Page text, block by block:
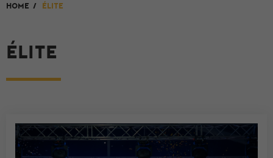
HOME / élite
ÉLITE